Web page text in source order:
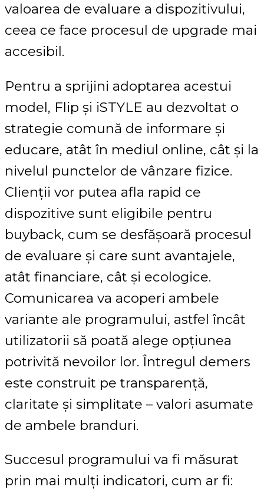
valoarea de evaluare a dispozitivului,
ceea ce face procesul de upgrade mai
accesibil.
Pentru a sprijini adoptarea acestui
model, Flip și iSTYLE au dezvoltat o
strategie comună de informare și
educare, atât în mediul online, cât și la
nivelul punctelor de vânzare fizice.
Clienții vor putea afla rapid ce
dispozitive sunt eligibile pentru
buyback, cum se desfășoară procesul
de evaluare și care sunt avantajele,
atât financiare, cât și ecologice.
Comunicarea va acoperi ambele
variante ale programului, astfel încât
utilizatorii să poată alege opțiunea
potrivită nevoilor lor. Întregul demers
este construit pe transparență,
claritate și simplitate – valori asumate
de ambele branduri.
Succesul programului va fi măsurat
prin mai mulți indicatori, cum ar fi: